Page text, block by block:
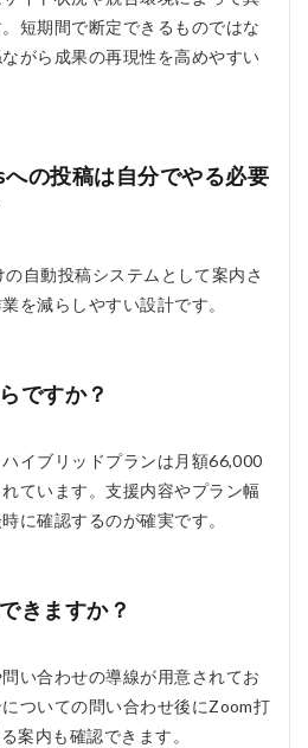
短期間で断定できるものではな
がら成果の再現性を高めやすい
の投稿は自分でやる必要
自動投稿システムとして案内さ
を減らしやすい設計です。
ですか？
イブリッドプランは月額66,000
ています。支援内容やプラン幅
に確認するのが確実です。
きますか？
い合わせの導線が用意されてお
ついての問い合わせ後にZoom打
案内も確認できます。